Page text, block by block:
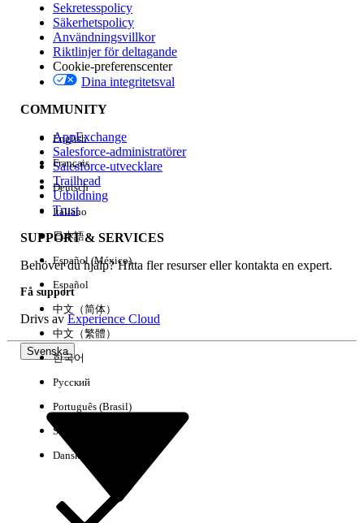
Version
Händelse
Rensa alla Klart
Sekretesspolicy
Säkerhetspolicy
Användningsvillkor
Riktlinjer för deltagande
Cookie-preferenscenter
Dina integritetsval
COMMUNITY
AppExchange
Salesforce-administratörer
Salesforce-utvecklare
Trailhead
Utbildning
Trust
SUPPORT & SERVICES
Behöver du hjälp? Hitta fler resurser eller kontakta en expert.
Få support
Drivs avExperience Cloud
Svenska
English
Français
Deutsch
Italiano
日本語
Español (México)
Español
中文（简体）
中文（繁體）
한국어
Русский
Português (Brasil)
Suomi
Dansk